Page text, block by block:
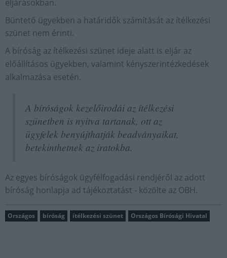
eljárásokban.
Büntető ügyekben a határidők számítását az ítélkezési
szünet nem érinti.
A bíróság az ítélkezési szünet ideje alatt is eljár az
előállításos ügyekben, valamint kényszerintézkedések
alkalmazása esetén.
A bíróságok kezelőirodái az ítélkezési
szünetben is nyitva tartanak, ott az
ügyfelek benyújthatják beadványaikat,
betekinthetnek az iratokba.
Az egyes bíróságok ügyfélfogadási rendjéről az adott
bíróság honlapja ad tájékoztatást - közölte az OBH.
Országos bíróság ítélkezési szünet Országos Bírósági Hivatal